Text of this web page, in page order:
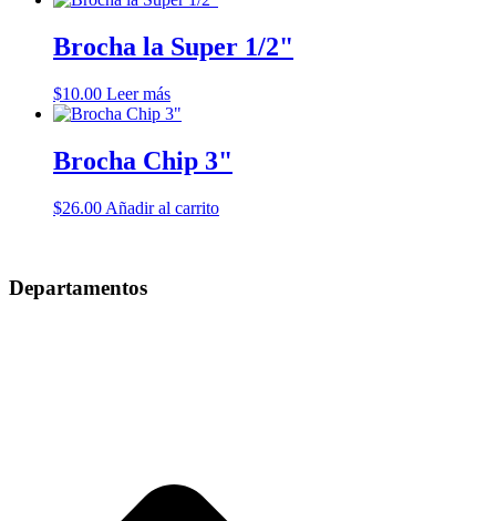
Brocha la Super 1/2"
$10.00 Leer más
Brocha Chip 3"
$26.00 Añadir al carrito
Departamentos